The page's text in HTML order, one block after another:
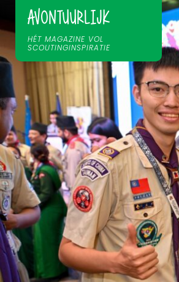
AVONTUURLIJK
HÉT MAGAZINE VOL
SCOUTINGINSPIRATIE